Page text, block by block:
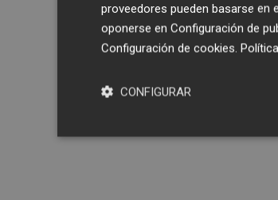
proveedores pueden basarse en
oponerse en Configuración de
Configuración de cookies.
CONFIGURAR